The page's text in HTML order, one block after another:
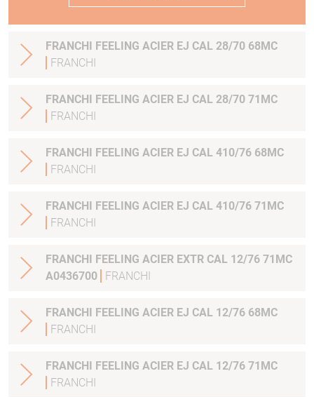
FRANCHI FEELING ACIER EJ CAL 28/70 68MC
FRANCHI
FRANCHI FEELING ACIER EJ CAL 28/70 71MC
FRANCHI
FRANCHI FEELING ACIER EJ CAL 410/76 68MC
FRANCHI
FRANCHI FEELING ACIER EJ CAL 410/76 71MC
FRANCHI
FRANCHI FEELING ACIER EXTR CAL 12/76 71MC
A0436700
FRANCHI
FRANCHI FEELING ACIER EJ CAL 12/76 68MC
FRANCHI
FRANCHI FEELING ACIER EJ CAL 12/76 71MC
FRANCHI